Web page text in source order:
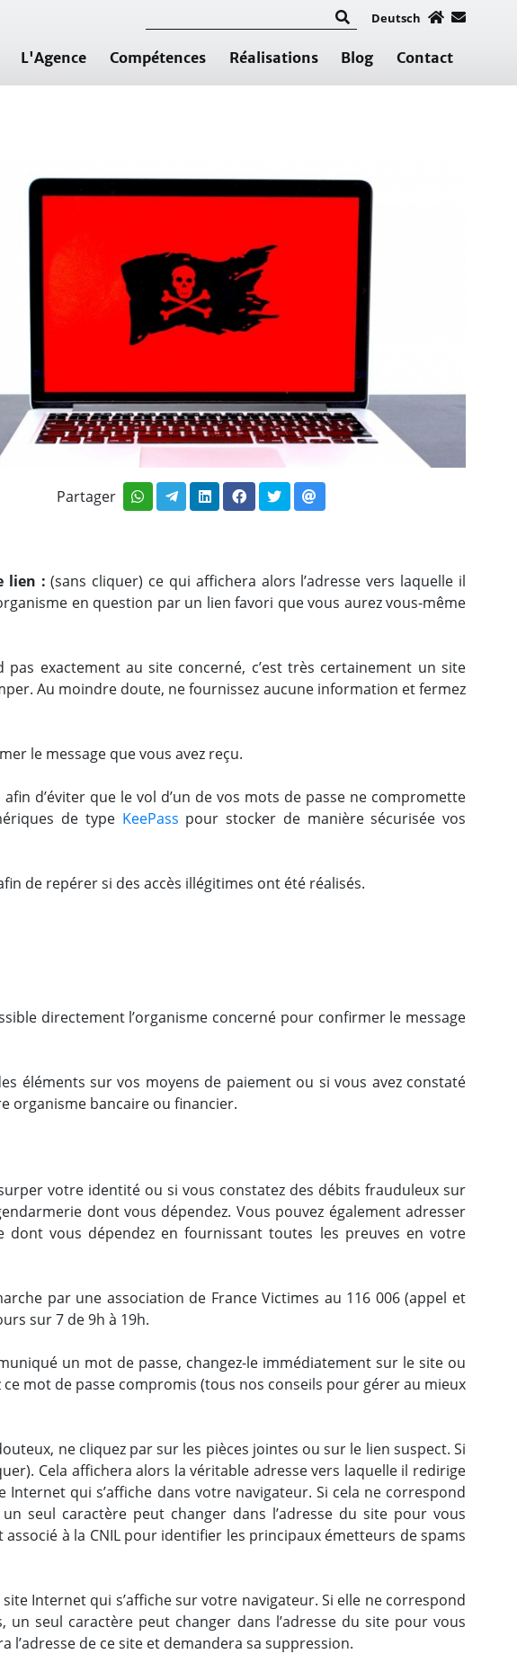
Deutsch
L'Agence Compétences Réalisations Blog Contact
Partager
lien :(sans cliquer) ce qui affichera alors l’adresse vers laquelle il
en question par un lien favori que vous aurez vous-même
pas exactement au site concerné, c’est très certainement un site
Au moindre doute, ne fournissez aucune information et fermez
le message que vous avez reçu.
afin d’éviter que le vol d’un de vos mots de passe ne compromette
de type KeePass pour stocker de manière sécurisée vos
de repérer si des accès illégitimes ont été réalisés.
directement l’organisme concerné pour confirmer le message
éléments sur vos moyens de paiement ou si vous avez constaté
organisme bancaire ou financier.
votre identité ou si vous constatez des débits frauduleux sur
dont vous dépendez. Vous pouvez également adresser
vous dépendez en fournissant toutes les preuves en votre
par une association de France Victimes au 116 006 (appel et
sur 7 de 9h à 19h.
un mot de passe, changez-le immédiatement sur le site ou
mot de passe compromis (tous nos conseils pour gérer au mieux
ne cliquez par sur les pièces jointes ou sur le lien suspect. Si
Cela affichera alors la véritable adresse vers laquelle il redirige
Internet qui s’affiche dans votre navigateur. Si cela ne correspond
seul caractère peut changer dans l’adresse du site pour vous
associé à la CNIL pour identifier les principaux émetteurs de spams
site Internet qui s’affiche sur votre navigateur. Si elle ne correspond
seul caractère peut changer dans l’adresse du site pour vous
l’adresse de ce site et demandera sa suppression.